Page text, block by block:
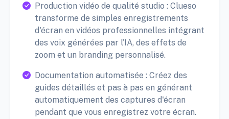
Production vidéo de qualité studio : Clueso
transforme de simples enregistrements
d'écran en vidéos professionnelles intégrant
des voix générées par l’IA, des effets de
zoom et un branding personnalisé.
Documentation automatisée : Créez des
guides détaillés et pas à pas en générant
automatiquement des captures d'écran
pendant que vous enregistrez votre écran.